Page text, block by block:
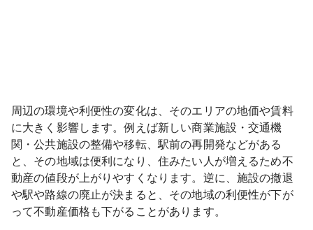
周辺の環境や利便性の変化は、そのエリアの地価や賃料
に大きく影響します。例えば新しい商業施設・交通機
関・公共施設の整備や移転、駅前の再開発などがある
と、その地域は便利になり、住みたい人が増えるため不
動産の値段が上がりやすくなります。逆に、施設の撤退
や駅や路線の廃止が決まると、その地域の利便性が下が
って不動産価格も下がることがあります。